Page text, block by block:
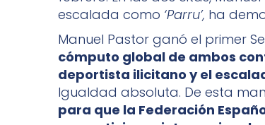
escalada como ‘Parru’, ha
Manuel Pastor ganó el primer
cómputo global de ambos
deportista ilicitano y el
Igualdad absoluta. De esta
para que la Federación